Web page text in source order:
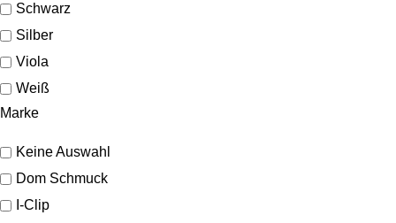
Schwarz
Silber
Viola
Weiß
Marke
Keine Auswahl
Dom Schmuck
I-Clip